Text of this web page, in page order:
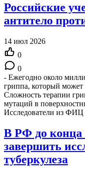
Российские
антитело
14 июл 2026
0
0
- Ежегодно около
гриппа, который
Сложность терапии
мутаций в
Исследователи из
В РФ до конца
завершить
туберкулеза